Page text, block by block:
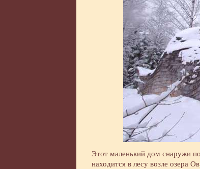
Этот маленький дом снаружи
находится в лесу возле озера